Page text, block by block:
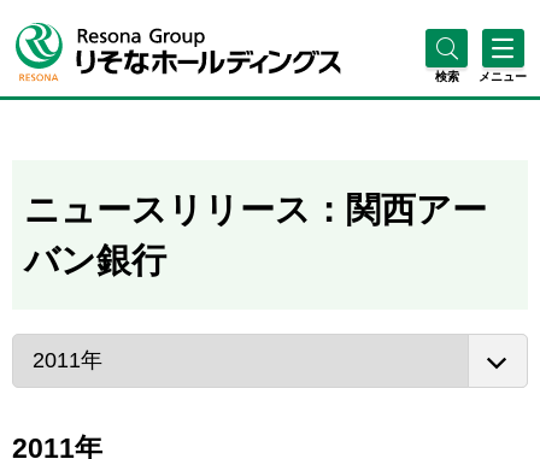
検索 メニュー
ニュースリリース：関西アー
バン銀行
2011年